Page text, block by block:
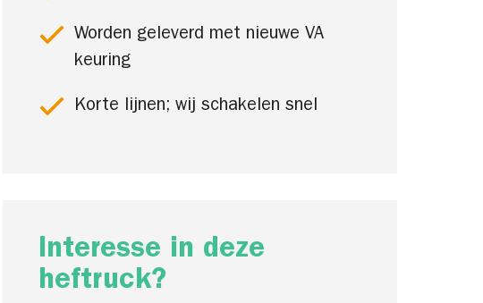
Worden geleverd met nieuwe VA
keuring
Korte lijnen; wij schakelen snel
Interesse in deze
heftruck?